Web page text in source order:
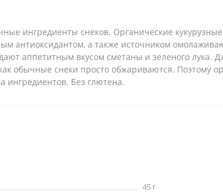
ингредиенты снеков. Органические
антиоксидантом, а также источником
аппетитным вкусом сметаны и зеленого лука.
обычные снеки просто обжариваются. Поэтому
ингредиентов. Без глютена.
45 г